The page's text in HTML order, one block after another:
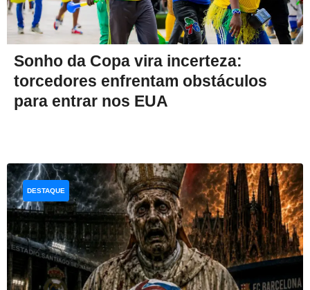
Sonho da Copa vira incerteza:
torcedores enfrentam obstáculos
para entrar nos EUA
DESTAQUE